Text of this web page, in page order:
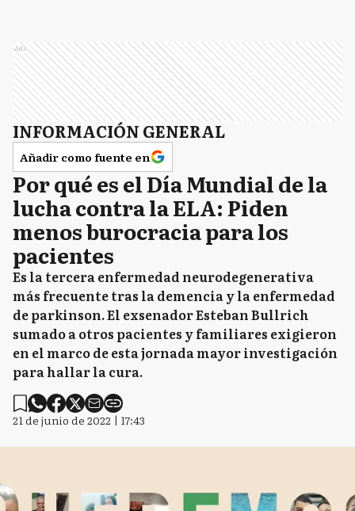
Ads
INFORMACIÓN GENERAL
Añadir como fuente en
Por qué es el Día Mundial de la
lucha contra la ELA: Piden
menos burocracia para los
pacientes
Es la tercera enfermedad neurodegenerativa
más frecuente tras la demencia y la enfermedad
de parkinson. El exsenador Esteban Bullrich
sumado a otros pacientes y familiares exigieron
en el marco de esta jornada mayor investigación
para hallar la cura.
21 de junio de 2022 | 17:43